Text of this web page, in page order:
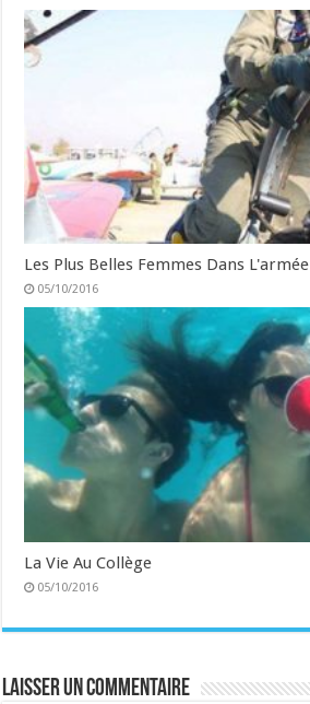
Les Plus Belles Femmes Dans L'armée
05/10/2016
La Vie Au Collège
05/10/2016
Laisser un commentaire